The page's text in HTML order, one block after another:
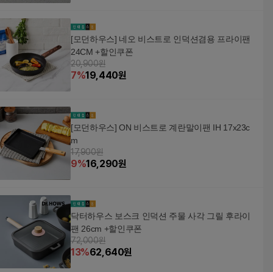
[모던하우스] 네오 비스트로 인덕션겸용 프라이팬
24CM +할인쿠폰
20,900원
7%19,440원
[모던하우스] ON 비스트로 계란말이팬 IH 17x23c
m
17,900원
9%16,290원
닥터하우스 보스크 인덕션 주물 사각 그릴 후라이
팬 26cm +할인쿠폰
72,000원
13%62,640원